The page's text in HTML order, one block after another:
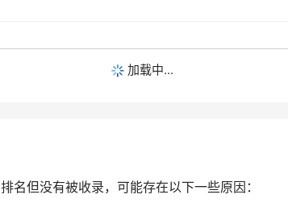
加载中...
名但没有被收录，可能存在以下一些原因：